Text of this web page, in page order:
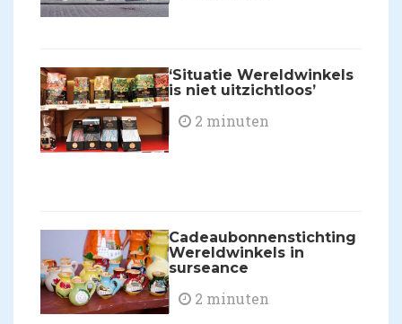
‘Situatie Wereldwinkels
is niet uitzichtloos’
2 minuten
Cadeaubonnenstichting
Wereldwinkels in
surseance
2 minuten